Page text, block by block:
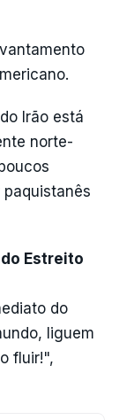
Irão está
norte-
Estreito
do
liguem
fluir!",